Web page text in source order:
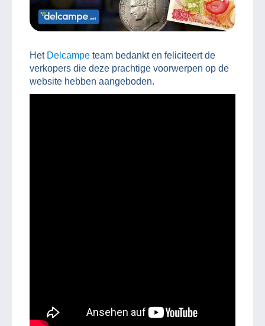
Het Delcampe team bedankt en feliciteert de
verkopers die deze prachtige voorwerpen op de
website hebben aangeboden.